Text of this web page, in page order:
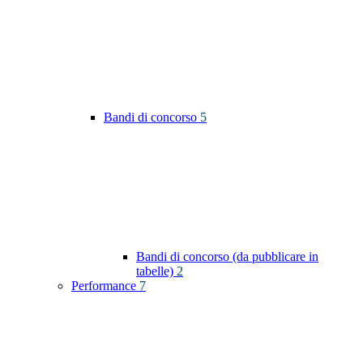
Bandi di concorso 5
Bandi di concorso (da pubblicare in
tabelle) 2
Performance 7